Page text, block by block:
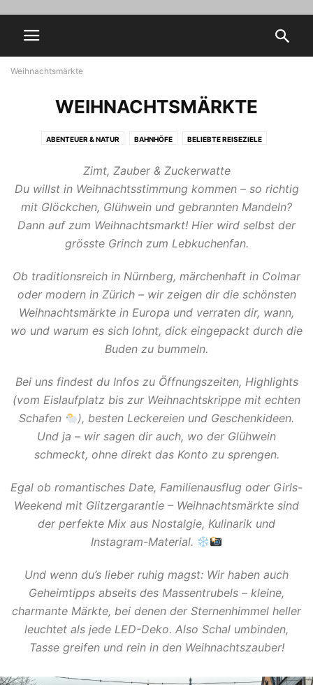
Weihnachtsmärkte
WEIHNACHTSMÄRKTE
ABENTEUER & NATUR BAHNHÖFE BELIEBTE REISEZIELE
GÜNSTIG REISEN HEALTH HOCHZEITSREISEN FÜR TRAUMTAGE
KULINARISCHE REISEN LIFESTYLE MODE & METROPOLEN MUSEUM
PRAKTISCHE REISETIPPS REISEN UM DIE WELT ROMANTIKREISEN
SCANDALS STÄDTEREISEN STRANDURLAUB TRENDS
WEIHNACHTSMÄRKTE WELLNESS & ENTSPANNUNG
Zimt, Zauber & Zuckerwatte
Du willst in Weihnachtsstimmung kommen – so richtig
mit Glöckchen, Glühwein und gebrannten Mandeln?
Dann auf zum Weihnachtsmarkt! Hier wird selbst der
grösste Grinch zum Lebkuchenfan.
Ob traditionsreich in Nürnberg, märchenhaft in Colmar
oder modern in Zürich – wir zeigen dir die schönsten
Weihnachtsmärkte in Europa und verraten dir, wann,
wo und warum es sich lohnt, dick eingepackt durch die
Buden zu bummeln.
Bei uns findest du Infos zu Öffnungszeiten, Highlights
(vom Eislaufplatz bis zur Weihnachtskrippe mit echten
Schafen
), besten Leckereien und Geschenkideen.
Und ja – wir sagen dir auch, wo der Glühwein
schmeckt, ohne direkt das Konto zu sprengen.
Egal ob romantisches Date, Familienausflug oder Girls-
Weekend mit Glitzergarantie – Weihnachtsmärkte sind
der perfekte Mix aus Nostalgie, Kulinarik und
Instagram-Material.
Und wenn du’s lieber ruhig magst: Wir haben auch
Geheimtipps abseits des Massentrubels – kleine,
charmante Märkte, bei denen der Sternenhimmel heller
leuchtet als jede LED-Deko. Also Schal umbinden,
Tasse greifen und rein in den Weihnachtszauber!